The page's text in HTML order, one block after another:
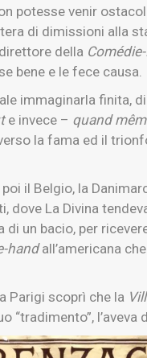
potesse venir
di dimissioni alla
della
bene e le fece causa.
immaginarla finita,
e invece – quand
la fama ed il
il Belgio, la
dove La Divina
di un bacio, per
handall’americana
Parigi scoprì che la
“tradimento”, l’aveva